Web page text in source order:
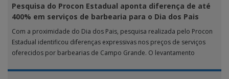
Pesquisa do Procon Estadual aponta diferença de até
400% em serviços de barbearia para o Dia dos Pais
Com a proximidade do Dia dos Pais, pesquisa realizada pelo Procon
Estadual identificou diferenças expressivas nos preços de serviços
oferecidos por barbearias de Campo Grande. O levantamento